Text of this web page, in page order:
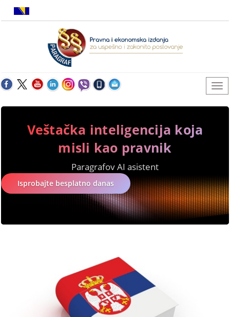
Veštačka inteligencija koja
misli kao pravnik
Paragrafov AI asistent
Isprobajte besplatno danas